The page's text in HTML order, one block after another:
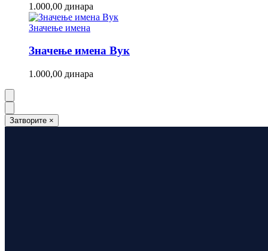
1.000,00 динара
Значење имена
Значење имена Вук
1.000,00 динара
Затворите ×